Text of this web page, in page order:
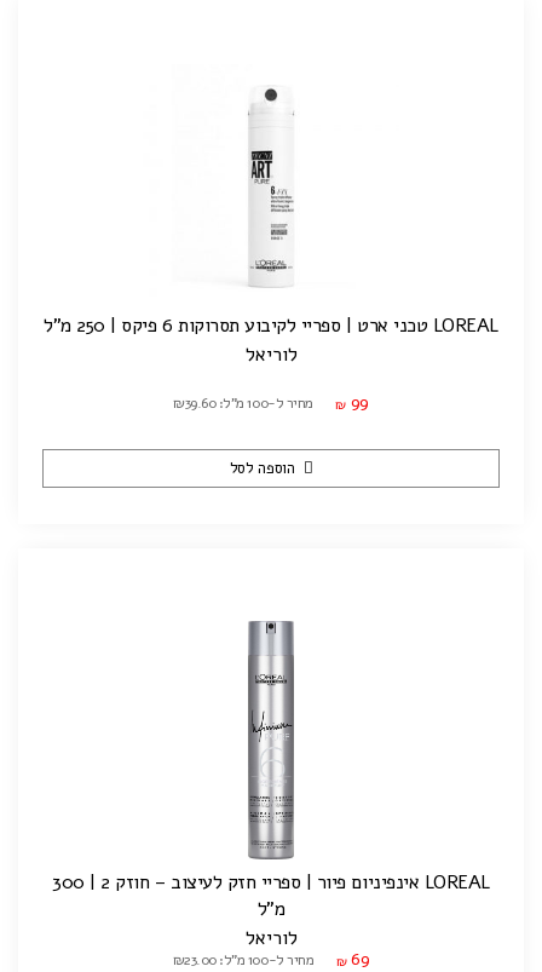
LOREAL טכני ארט | ספריי לקיבוע תסרוקות 6 פיקס | 250 מ"ל
לוריאל
₪ 99 מחיר ל-100 מ"ל: ₪39.60
הוספה לסל
LOREAL אינפיניום פיור | ספריי חזק לעיצוב – חוזק 2 | 300
מ"ל
לוריאל
₪ 69 מחיר ל-100 מ"ל: ₪23.00